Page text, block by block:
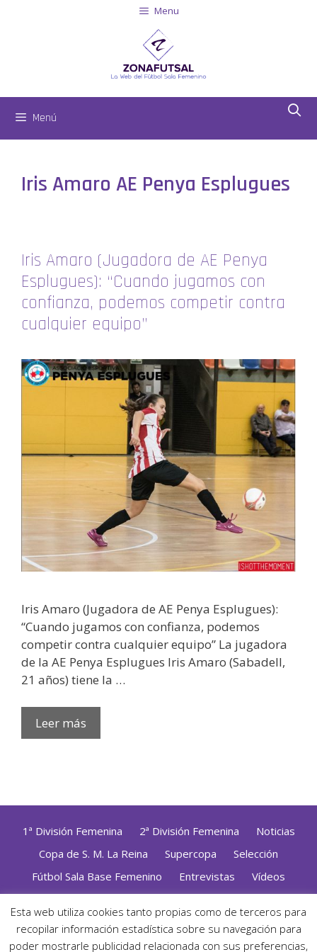
Menu
Menú
Iris Amaro AE Penya Esplugues
Iris Amaro (Jugadora de AE Penya
Esplugues): “Cuando jugamos con
confianza, podemos competir contra
cualquier equipo”
Iris Amaro (Jugadora de AE Penya Esplugues):
“Cuando jugamos con confianza, podemos
competir contra cualquier equipo” La jugadora
de la AE Penya Esplugues Iris Amaro (Sabadell,
21 años) tiene la …
Leer más
1ª División Femenina 2ª División Femenina
Noticias
Copa de S. M. La Reina
Supercopa
Selección
Fútbol Sala Base Femenino
Entrevistas
Vídeos
Opinión
Altas, Bajas y Renovaciones ZonaFutsal TV
Política de Privacidad|Uso de Cookies|Contacto
Diseñado con mimo y esmero porJorge Cobos· Desarrollado
Esta web utiliza cookies tanto propias como de terceros para
recopilar información estadística sobre su navegación para
poder mostrarle publicidad relacionada con sus preferencias,